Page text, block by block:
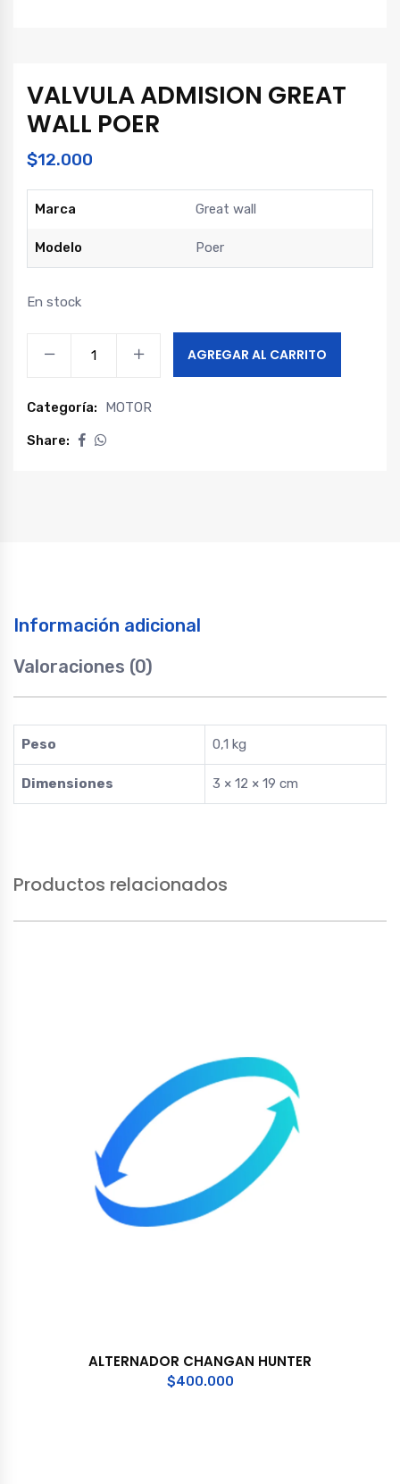
VALVULA ADMISION GREAT
WALL POER
$12.000
Marca Great wall
Modelo Poer
En stock
WALL
POER
AGREGAR AL CARRITO
Categoría: MOTOR
Share:
Información adicional
Valoraciones (0)
Peso 0,1 kg
Dimensiones 3 × 12 × 19 cm
Productos relacionados
ALTERNADOR CHANGAN HUNTER
$400.000